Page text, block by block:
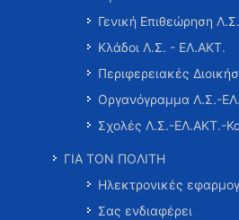
Γενική Επιθεώρηση
Κλάδοι Λ.Σ. - ΕΛ.ΑΚΤ.
Περιφερειακές
Οργανόγραμμα Λ.Σ.-
Σχολές Λ.Σ.-ΕΛ.ΑΚΤ.-
ΓΙΑ ΤΟΝ ΠΟΛΙΤΗ
Ηλεκτρονικές
Σας ενδιαφέρει